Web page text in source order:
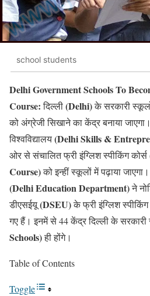
school students
Delhi Government Schools To
Course:दिल्ली(Delhi)के सरकारी
को अंग्रेजी सिखाने का केंद्र बनाया
विश्वविद्यालय(Delhi Skills &
ओर से संचालित फ्री इंग्लिश स्पीकिंग कोर्स
Course)को इन्हीं स्कूलों में पढ़ाया
(Delhi Education Department)ने
डीएसईयू(DSEU)के फ्री इंग्लिश
गए हैं। इनमें से 44 केंद्र दिल्ली के
Schools)ही होंगे।
Table of Contents
Toggle